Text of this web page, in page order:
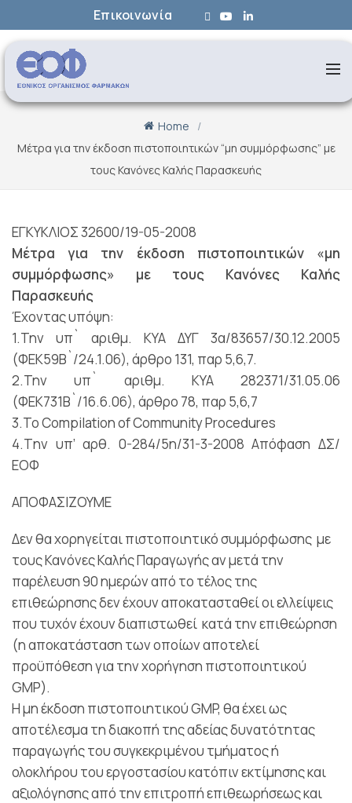
Επικοινωνία
Home
Μέτρα για την έκδοση πιστοποιητικών “μη συμμόρφωσης” με
τους Κανόνες Καλής Παρασκευής
ΕΓΚΥΚΛΙΟΣ 32600/19-05-2008
Μέτρα για την έκδοση πιστοποιητικών «μη
συμμόρφωσης» με τους Κανόνες Καλής
Παρασκευής
Έχοντας υπόψη:
1.Την υπ` αριθμ. ΚΥΑ ΔΥΓ 3α/83657/30.12.2005
(ΦΕΚ59Β`/24.1.06), άρθρο 131, παρ 5,6,7.
2.Την υπ` αριθμ. ΚΥΑ 282371/31.05.06
(ΦΕΚ731Β`/16.6.06), άρθρο 78, παρ 5,6,7
3.Το Compilation of Community Procedures
4.Tην υπ’ αρθ. 0-284/5η/31-3-2008 Απόφαση ΔΣ/
ΕΟΦ
ΑΠΟΦΑΣΙΖΟΥΜΕ
Δεν θα χορηγείται πιστοποιητικό συμμόρφωσης με
τους Κανόνες Καλής Παραγωγής αν μετά την
παρέλευση 90 ημερών από το τέλος της
επιθεώρησης δεν έχουν αποκατασταθεί οι ελλείψεις
που τυχόν έχουν διαπιστωθεί κατά την επιθεώρηση
(η αποκατάσταση των οποίων αποτελεί
προϋπόθεση για την χορήγηση πιστοποιητικού
GMP).
Η μη έκδοση πιστοποιητικού GMP, θα έχει ως
αποτέλεσμα τη διακοπή της αδείας δυνατότητας
παραγωγής του συγκεκριμένου τμήματος ή
ολοκλήρου του εργοστασίου κατόπιν εκτίμησης και
αξιολόγησης από την επιτροπή επιθεωρήσεως και